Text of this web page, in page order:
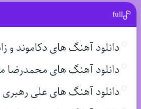
full
دانلود آهنگ های دکاموند و
دانلود آهنگ های محمدرضا
دانلود آهنگ های علی رهبری